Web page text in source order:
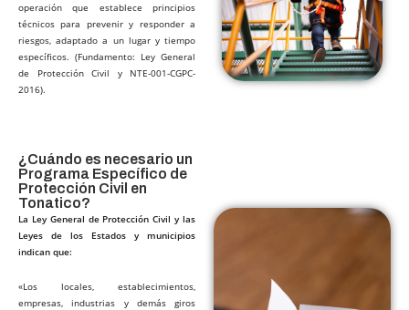
operación que establece principios
técnicos para prevenir y responder a
riesgos, adaptado a un lugar y tiempo
específicos. (Fundamento: Ley General
de Protección Civil y NTE-001-CGPC-
2016).
¿Cuándo es necesario un
Programa Específico de
Protección Civil en
Tonatico?​
La Ley General de Protección Civil y las
Leyes de los Estados y municipios
indican que:
«Los locales, establecimientos,
empresas, industrias y demás giros